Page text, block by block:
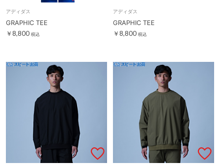
アディダス
GRAPHIC TEE
￥8,800 税込
アディダス
GRAPHIC TEE
￥8,800 税込